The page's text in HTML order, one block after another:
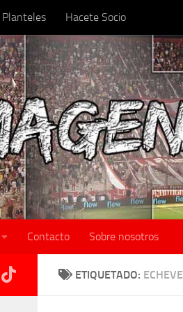
Planteles Hacete Socio
Contacto Sobre nosotros
ETIQUETADO: